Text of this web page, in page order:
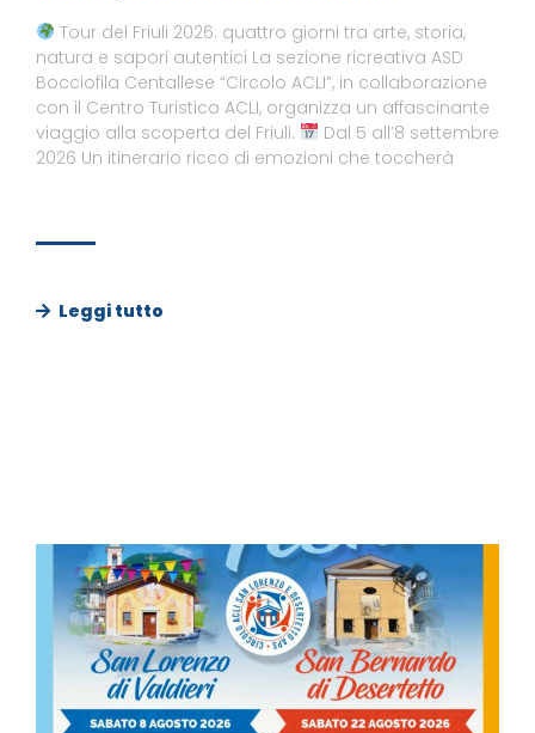
Tour del Friuli 2026: quattro giorni tra arte, storia,
natura e sapori autentici La sezione ricreativa ASD
Bocciofila Centallese “Circolo ACLI”, in collaborazione
con il Centro Turistico ACLI, organizza un affascinante
viaggio alla scoperta del Friuli.
Dal 5 all’8 settembre
2026 Un itinerario ricco di emozioni che toccherà
Leggi tutto